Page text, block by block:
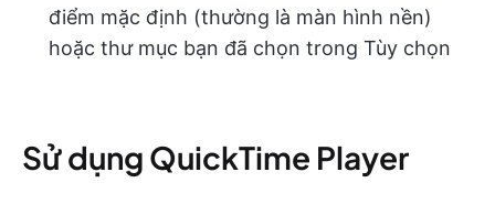
điểm mặc định (thường là màn hình nền)
hoặc thư mục bạn đã chọn trong Tùy chọn
Sử dụng QuickTime Player